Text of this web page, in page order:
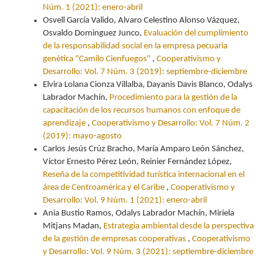
Núm. 1 (2021): enero-abril
Osvell García Valido, Alvaro Celestino Alonso Vázquez,
Osvaldo Dominguez Junco, Evaluación del cumplimiento
de la responsabilidad social en la empresa pecuaria
genética "Camilo Cienfuegos" , Cooperativismo y
Desarrollo: Vol. 7 Núm. 3 (2019): septiembre-diciembre
Elvira Lolana Cionza Villalba, Dayanis Davis Blanco, Odalys
Labrador Machín, Procedimiento para la gestión de la
capacitación de los recursos humanos con enfoque de
aprendizaje , Cooperativismo y Desarrollo: Vol. 7 Núm. 2
(2019): mayo-agosto
Carlos Jesús Crúz Bracho, María Amparo León Sánchez,
Víctor Ernesto Pérez León, Reinier Fernández López,
Reseña de la competitividad turística internacional en el
área de Centroamérica y el Caribe , Cooperativismo y
Desarrollo: Vol. 9 Núm. 1 (2021): enero-abril
Ania Bustio Ramos, Odalys Labrador Machín, Miriela
Mitjans Madan, Estrategia ambiental desde la perspectiva
de la gestión de empresas cooperativas , Cooperativismo
y Desarrollo: Vol. 9 Núm. 3 (2021): septiembre-diciembre